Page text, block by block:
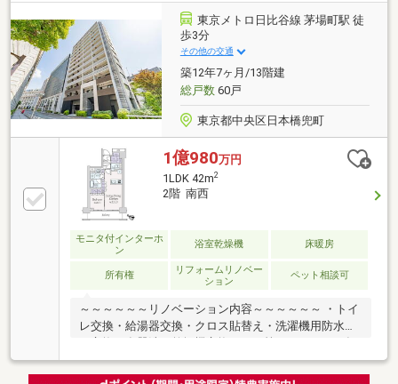
り☆24時間ゴミ出し可能なダストステーション
東京メトロ日比谷線 茅場町駅 徒
歩3分
その他の交通
築12年7ヶ月/13階建
総戸数60戸
東京都中央区日本橋兜町
1億980万円
1LDK 42m2
2階 南西
モニタ付インターホ
ン
浴室乾燥機 床暖房
所有権
リフォームリノベー
ション
ペット相談可
～～～～～～リノベーション内容～～～～～～ ・トイ
レ交換・給湯器交換・クロス貼替え・洗濯機用防水パ
ン交換・食器洗い乾燥機交換・・・等 （２０２６年
７月１４日完了）～～～～～～～～～～～～～～～～
～～～～～・耐震ドア枠・ダブルオートロック・宅配